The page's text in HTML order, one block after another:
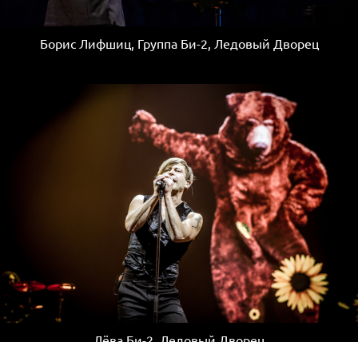
Борис Лифшиц, Группа Би-2, Ледовый Дворец